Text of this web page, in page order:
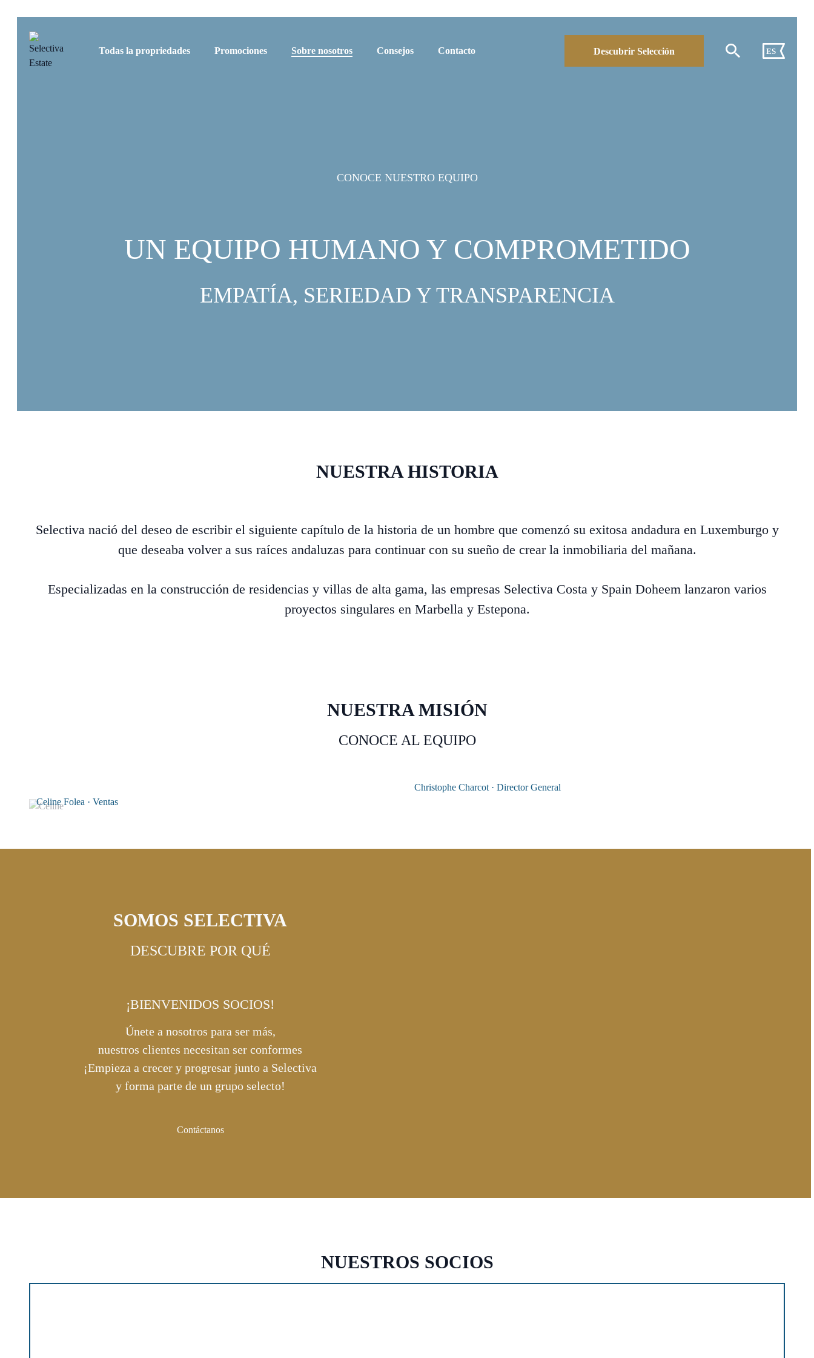
Todas la propriedades Promociones Sobre nosotros Consejos Contacto Descubrir Selección ES
CONOCE NUESTRO EQUIPO
UN EQUIPO HUMANO Y COMPROMETIDO
EMPATÍA, SERIEDAD Y TRANSPARENCIA
NUESTRA HISTORIA
Selectiva nació del deseo de escribir el siguiente capítulo de la historia de un hombre que comenzó su exitosa andadura en Luxemburgo y
que deseaba volver a sus raíces andaluzas para continuar con su sueño de crear la inmobiliaria del mañana.
Especializadas en la construcción de residencias y villas de alta gama, las empresas Selectiva Costa y Spain Doheem lanzaron varios
proyectos singulares en Marbella y Estepona.
NUESTRA MISIÓN
CONOCE AL EQUIPO
Celine Folea · Ventas
Christophe Charcot · Director General
SOMOS SELECTIVA
DESCUBRE POR QUÉ
¡BIENVENIDOS SOCIOS!
Únete a nosotros para ser más,
nuestros clientes necesitan ser conformes
¡Empieza a crecer y progresar junto a Selectiva
y forma parte de un grupo selecto!
Contáctanos
NUESTROS SOCIOS